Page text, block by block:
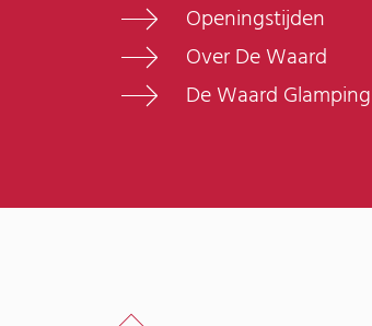
Openingstijden
Over De Waard
De Waard Glamping